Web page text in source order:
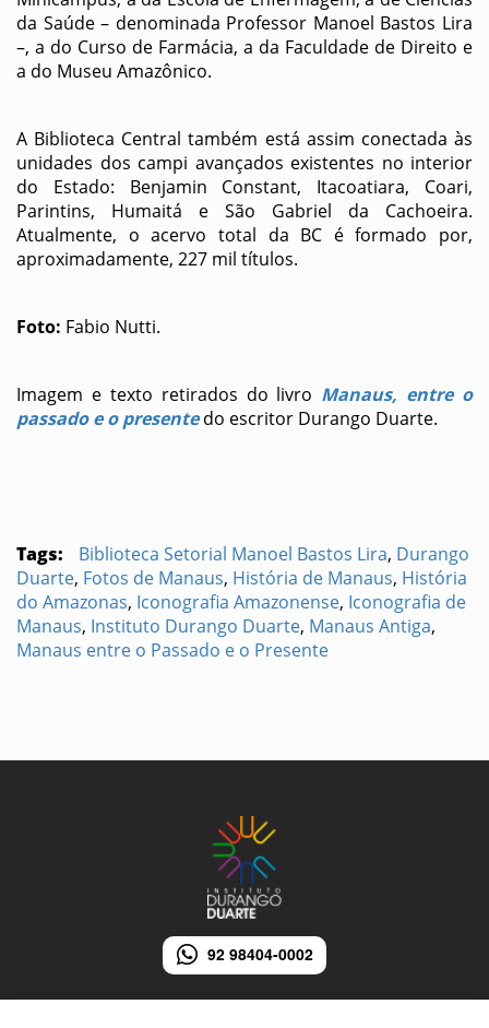
da Saúde – denominada Professor Manoel Bastos Lira
–, a do Curso de Farmácia, a da Faculdade de Direito e
a do Museu Amazônico.
A Biblioteca Central também está assim conectada às
unidades dos campi avançados existentes no interior
do Estado: Benjamin Constant, Itacoatiara, Coari,
Parintins, Humaitá e São Gabriel da Cachoeira.
Atualmente, o acervo total da BC é formado por,
aproximadamente, 227 mil títulos.
Foto: Fabio Nutti.
Imagem e texto retirados do livro Manaus, entre o
passado e o presentedo escritor Durango Duarte.
Tags: Biblioteca Setorial Manoel Bastos Lira, Durango
Duarte, Fotos de Manaus, História de Manaus, História
do Amazonas, Iconografia Amazonense, Iconografia de
Manaus, Instituto Durango Duarte, Manaus Antiga,
Manaus entre o Passado e o Presente
92 98404-0002